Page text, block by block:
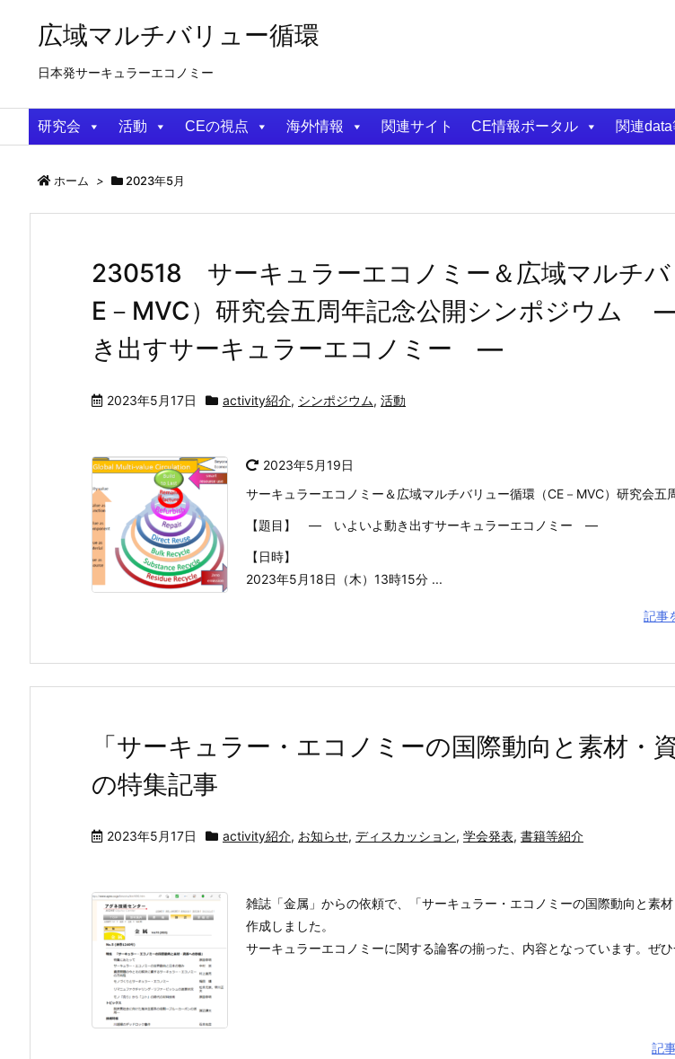
広域マルチバリュー循環
日本発サーキュラーエコノミー
研究会 活動 CEの視点 海外情報 関連サイト CE情報ポータル 関連
ホーム > 2023年5月
230518 サーキュラーエコノミー＆広域マルチバ
E－MVC）研究会五周年記念公開シンポジウム
き出すサーキュラーエコノミー ―
2023年5月17日 activity紹介, シンポジウム, 活動
2023年5月19日
サーキュラーエコノミー＆広域マルチバリュー循環（CE－MVC）研究会五
【題目】 ― いよいよ動き出すサーキュラーエコノミー ―
【日時】
2023年5月18日（木）13時15分 ...
記事
「サーキュラー・エコノミーの国際動向と素材・
の特集記事
2023年5月17日 activity紹介, お知らせ, ディスカッション, 学会発表, 書籍等紹介
雑誌「金属」からの依頼で、「サーキュラー・エコノミーの国際動向と素
作成しました。
サーキュラーエコノミーに関する論客の揃った、内容となっています。ぜひ
記